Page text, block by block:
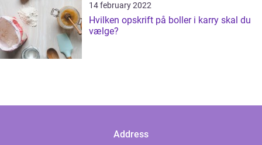
14 february 2022
Hvilken opskrift på boller i karry skal du
vælge?
Address